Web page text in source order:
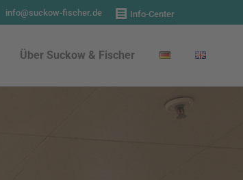
info@suckow-fischer.de Info-Center
Über Suckow & Fischer
Über Suckow & Fischer